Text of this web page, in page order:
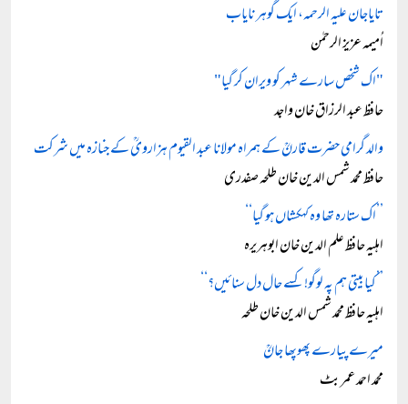
تایاجان علیہ الرحمہ، ایک گوہر نایاب
اُمیمہ عزیز الرحمٰن
"اک شخص سارے شہر کو ویران کر گیا"
حافظ عبد الرزاق خان واجد
والد گرامی حضرت قارنؒ کے ہمراہ مولانا عبد القیوم ہزارویؒ کے جنازہ میں شرکت
حافظ محمد شمس الدین خان طلحہ صفدری
’’اک ستارہ تھا وہ کہکشاں ہو گیا‘‘
اہلیہ حافظ علم الدین خان ابوہریرہ
’’کیا بیتی ہم پہ لوگو! کسے حال دل سنائیں؟‘‘
اہلیہ حافظ محمد شمس الدین خان طلحہ
میرے پیارے پھوپھا جانؒ
محمد احمد عمر بٹ